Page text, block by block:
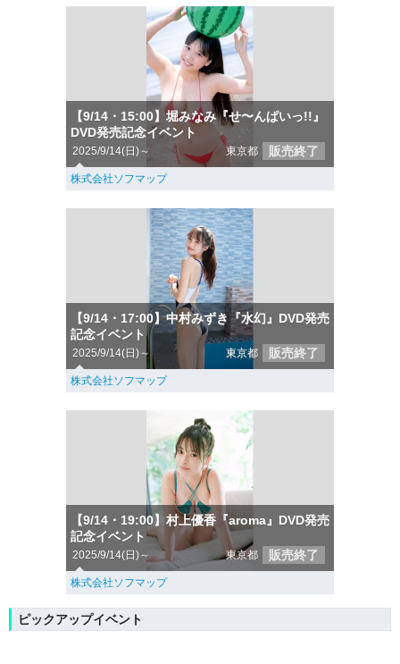
【9/14・15:00】堀みなみ『せ〜んぱいっ!!』
DVD発売記念イベント
2025/9/14(日)～ 東京都 販売終了
株式会社ソフマップ
【9/14・17:00】中村みずき『水幻』DVD発売
記念イベント
2025/9/14(日)～ 東京都 販売終了
株式会社ソフマップ
【9/14・19:00】村上優香『aroma』DVD発売
記念イベント
2025/9/14(日)～ 東京都 販売終了
株式会社ソフマップ
ピックアップイベント